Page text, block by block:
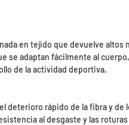
en tejido que devuelve altos
se adaptan fácilmente al
de la actividad deportiva.
deterioro rápido de la fibra y de
al desgaste y las